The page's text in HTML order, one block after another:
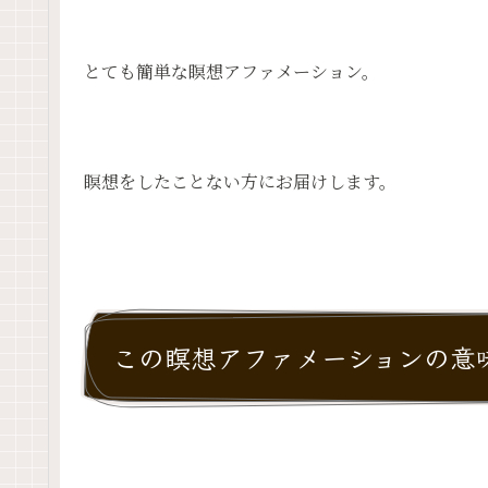
とても簡単な瞑想アファメーション。
瞑想をしたことない方にお届けします。
この瞑想アファメーションの意